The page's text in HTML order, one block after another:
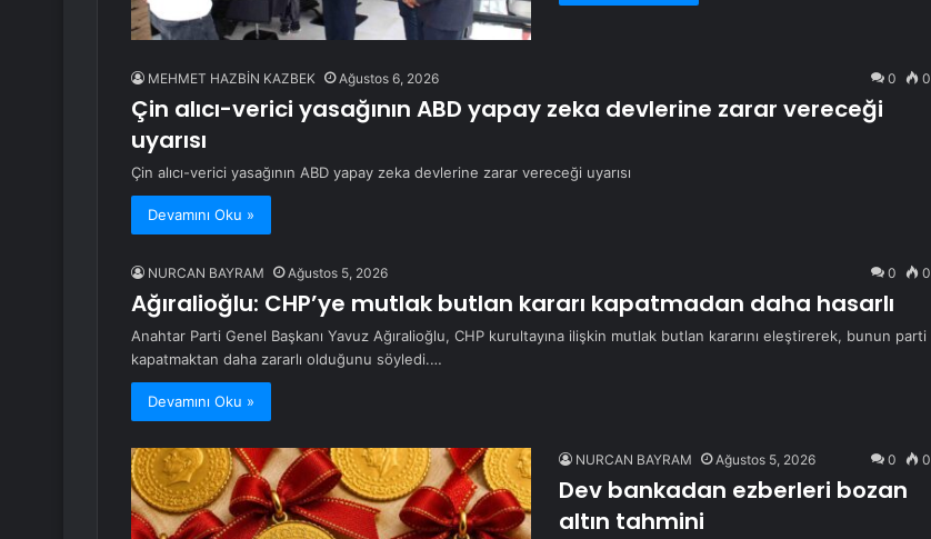
MEHMET HAZBİN KAZBEK Ağustos 6, 2026 0 0
Çin alıcı-verici yasağının ABD yapay zeka devlerine zarar vereceği
uyarısı
Çin alıcı-verici yasağının ABD yapay zeka devlerine zarar vereceği uyarısı
Devamını Oku »
NURCAN BAYRAM Ağustos 5, 2026 0 0
Ağıralioğlu: CHP’ye mutlak butlan kararı kapatmadan daha hasarlı
Anahtar Parti Genel Başkanı Yavuz Ağıralioğlu, CHP kurultayına ilişkin mutlak butlan kararını eleştirerek, bunun parti
kapatmaktan daha zararlı olduğunu söyledi.…
Devamını Oku »
NURCAN BAYRAM Ağustos 5, 2026 0 0
Dev bankadan ezberleri bozan
altın tahmini